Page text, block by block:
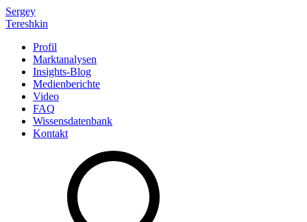
Sergey
Tereshkin
Profil
Marktanalysen
Insights-Blog
Medienberichte
Video
FAQ
Wissensdatenbank
Kontakt